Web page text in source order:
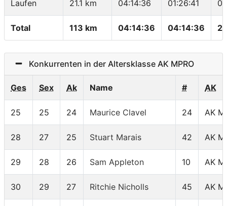
Laufen 21.1 km 04:14:36 01:26:41
Total 113 km 04:14:36 04:14:36
Konkurrenten in der Altersklasse AK MPRO
Ges Sex Ak Name # AK
25 25 24 Maurice Clavel 24 AK
28 27 25 Stuart Marais 42 AK
29 28 26 Sam Appleton 10 AK
30 29 27 Ritchie Nicholls 45 AK